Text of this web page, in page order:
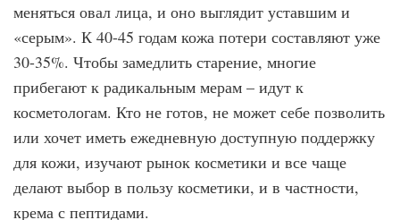
меняться овал лица, и оно выглядит уставшим и
«серым». К 40-45 годам кожа потери составляют уже
30-35%. Чтобы замедлить старение, многие
прибегают к радикальным мерам – идут к
косметологам. Кто не готов, не может себе позволить
или хочет иметь ежедневную доступную поддержку
для кожи, изучают рынок косметики и все чаще
делают выбор в пользу косметики, и в частности,
крема с пептидами.